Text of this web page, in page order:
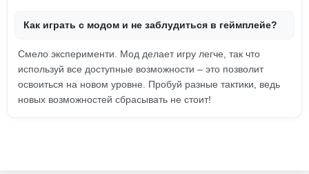
Как играть с модом и не заблудиться в геймплейе?
Смело эксперименти. Мод делает игру легче, так что
используй все доступные возможности – это позволит
освоиться на новом уровне. Пробуй разные тактики, ведь
новых возможностей сбрасывать не стоит!